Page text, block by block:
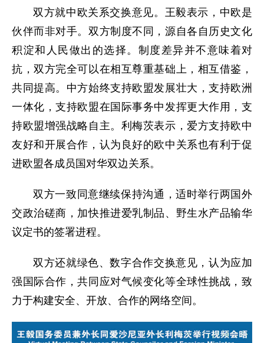
双方就中欧关系交换意见。王毅表示，中欧是
伙伴而非对手。双方制度不同，源自各自历史文化
积淀和人民做出的选择。制度差异并不意味着对
抗，双方完全可以在相互尊重基础上，相互借鉴，
共同提高。中方始终支持欧盟发展壮大，支持欧洲
一体化，支持欧盟在国际事务中发挥更大作用，支
持欧盟增强战略自主。利梅茨表示，爱方支持欧中
友好和开展合作，认为良好的欧中关系也有利于促
进欧盟各成员国对华双边关系。
双方一致同意继续保持沟通，适时举行两国外
交政治磋商，加快推进爱乳制品、野生水产品输华
议定书的签署进程。
双方还就绿色、数字合作交换意见，认为应加
强国际合作，共同应对气候变化等全球性挑战，致
力于构建安全、开放、合作的网络空间。